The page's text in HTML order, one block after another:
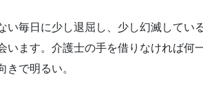
い毎日に少し退屈し、少し幻滅してい
います。介護士の手を借りなければ何
きで明るい。